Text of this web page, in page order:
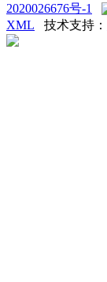
2020026676号-1
XML 技术支持：